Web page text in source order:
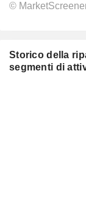
©
Storico della
segmenti di